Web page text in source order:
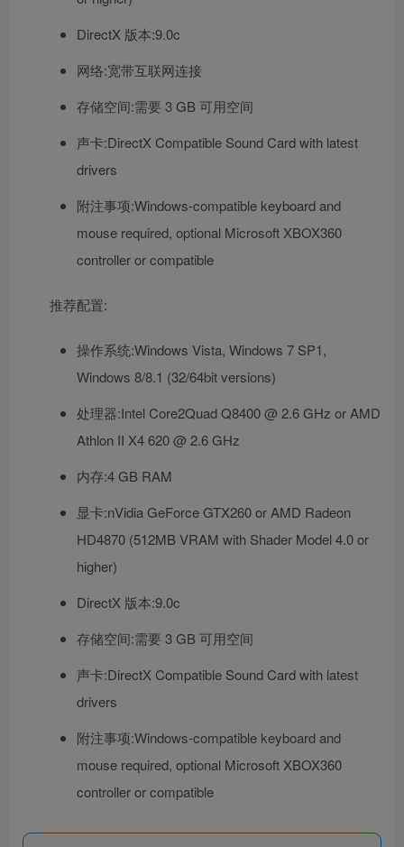
DirectX 版本:9.0c
网络:宽带互联网连接
存储空间:需要 3 GB 可用空间
声卡:DirectX Compatible Sound Card with latest
drivers
附注事项:Windows-compatible keyboard and
mouse required, optional Microsoft XBOX360
controller or compatible
推荐配置:
操作系统:Windows Vista, Windows 7 SP1,
Windows 8/8.1 (32/64bit versions)
处理器:Intel Core2Quad Q8400 @ 2.6 GHz or AMD
Athlon II X4 620 @ 2.6 GHz
内存:4 GB RAM
显卡:nVidia GeForce GTX260 or AMD Radeon
HD4870 (512MB VRAM with Shader Model 4.0 or
higher)
DirectX 版本:9.0c
存储空间:需要 3 GB 可用空间
声卡:DirectX Compatible Sound Card with latest
drivers
附注事项:Windows-compatible keyboard and
mouse required, optional Microsoft XBOX360
controller or compatible